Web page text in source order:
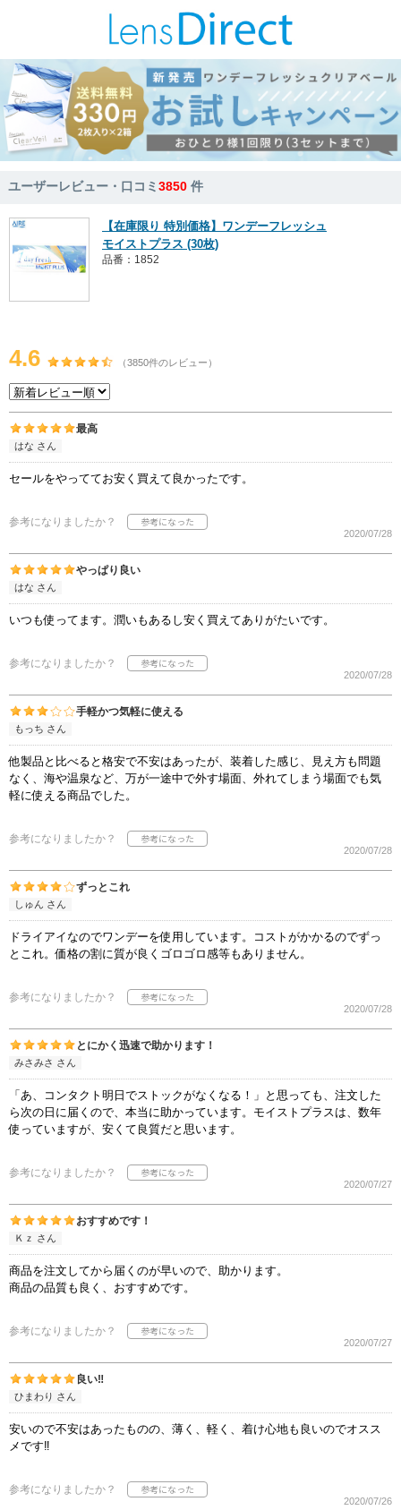
ユーザーレビュー・口コミ3850 件
【在庫限り 特別価格】ワンデーフレッシュ
モイストプラス (30枚)
品番：1852
4.6 （3850件のレビュー）
最高
はな さん
セールをやっててお安く買えて良かったです。
参考になりましたか？
2020/07/28
やっぱり良い
はな さん
いつも使ってます。潤いもあるし安く買えてありがたいです。
参考になりましたか？
2020/07/28
手軽かつ気軽に使える
もっち さん
他製品と比べると格安で不安はあったが、装着した感じ、見え方も問題
なく、海や温泉など、万が一途中で外す場面、外れてしまう場面でも気
軽に使える商品でした。
参考になりましたか？
2020/07/28
ずっとこれ
しゅん さん
ドライアイなのでワンデーを使用しています。コストがかかるのでずっ
とこれ。価格の割に質が良くゴロゴロ感等もありません。
参考になりましたか？
2020/07/28
とにかく迅速で助かります！
みさみさ さん
「あ、コンタクト明日でストックがなくなる！」と思っても、注文した
ら次の日に届くので、本当に助かっています。モイストプラスは、数年
使っていますが、安くて良質だと思います。
参考になりましたか？
2020/07/27
おすすめです！
Ｋｚ さん
商品を注文してから届くのが早いので、助かります。
商品の品質も良く、おすすめです。
参考になりましたか？
2020/07/27
良い‼️
ひまわり さん
安いので不安はあったものの、薄く、軽く、着け心地も良いのでオスス
メです‼️
参考になりましたか？
2020/07/26